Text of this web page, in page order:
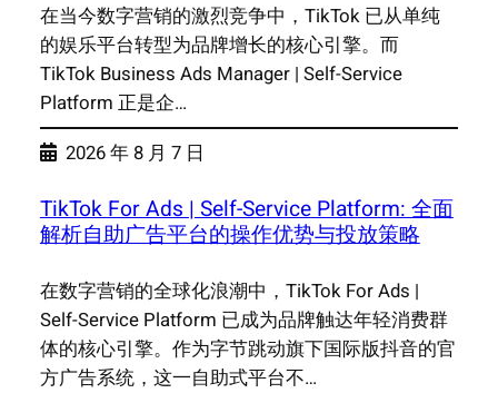
在当今数字营销的激烈竞争中，TikTok 已从单纯
的娱乐平台转型为品牌增长的核心引擎。而
TikTok Business Ads Manager | Self-Service
Platform 正是企…
2026 年 8 月 7 日
TikTok For Ads | Self-Service Platform: 全面
解析自助广告平台的操作优势与投放策略
在数字营销的全球化浪潮中，TikTok For Ads |
Self-Service Platform 已成为品牌触达年轻消费群
体的核心引擎。作为字节跳动旗下国际版抖音的官
方广告系统，这一自助式平台不…